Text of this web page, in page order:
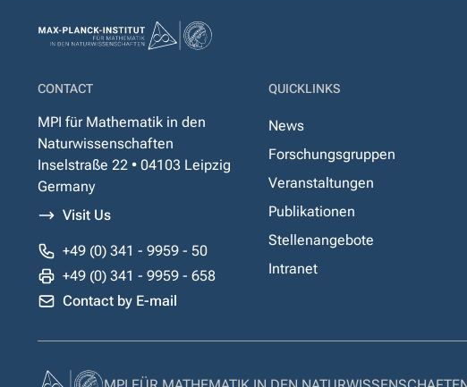
CONTACT
MPI für Mathematik in den
Naturwissenschaften
Inselstraße 22 • 04103 Leipzig
Germany
Visit Us
+49 (0) 341 - 9959 - 50
+49 (0) 341 - 9959 - 658
Contact by E-mail
QUICKLINKS
News
Forschungsgruppen
Veranstaltungen
Publikationen
Stellenangebote
Intranet